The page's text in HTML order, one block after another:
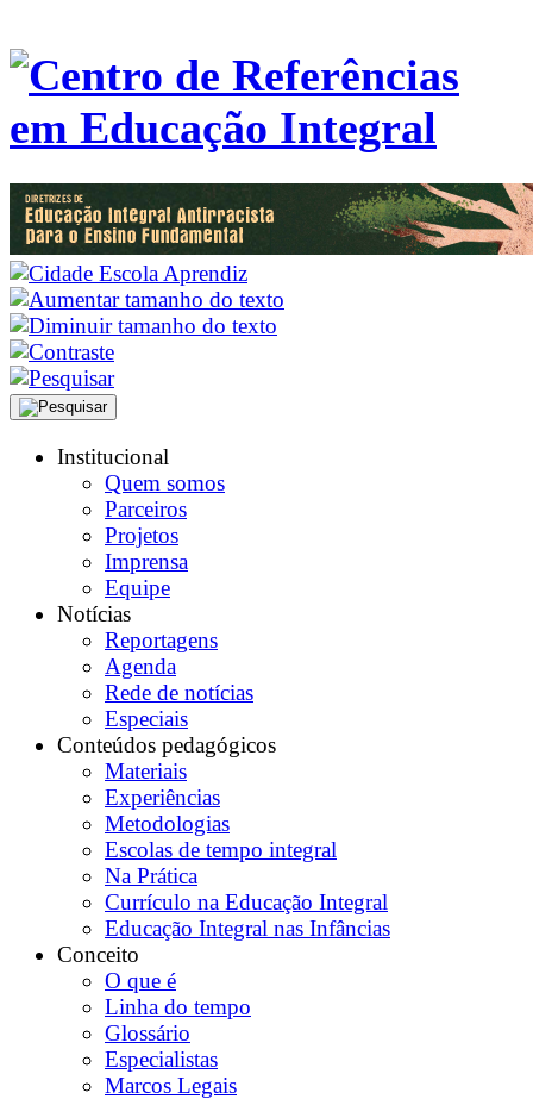
Institucional
Quem somos
Parceiros
Projetos
Imprensa
Equipe
Notícias
Reportagens
Agenda
Rede de notícias
Especiais
Conteúdos pedagógicos
Materiais
Experiências
Metodologias
Escolas de tempo integral
Na Prática
Currículo na Educação Integral
Educação Integral nas Infâncias
Conceito
O que é
Linha do tempo
Glossário
Especialistas
Marcos Legais